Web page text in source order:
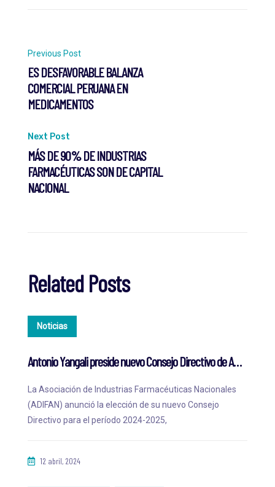
Post
navigation
Previous Post
ES DESFAVORABLE BALANZA
COMERCIAL PERUANA EN
MEDICAMENTOS
Next Post
MÁS DE 90% DE INDUSTRIAS
FARMACÉUTICAS SON DE CAPITAL
NACIONAL
Related Posts
Noticias
Antonio Yangali preside nuevo Consejo Directivo de ADIFAN para período 2024-2025
La Asociación de Industrias Farmacéuticas Nacionales
(ADIFAN) anunció la elección de su nuevo Consejo
Directivo para el período 2024-2025,
12 abril, 2024